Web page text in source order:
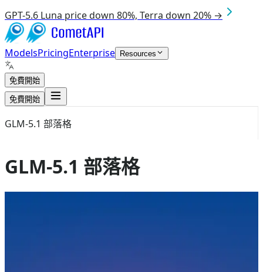
GPT-5.6 Luna price down 80%, Terra down 20% →
ModelsPricingEnterprise Resources
免費開始
免費開始
GLM-5.1 部落格
GLM-5.1 部落格